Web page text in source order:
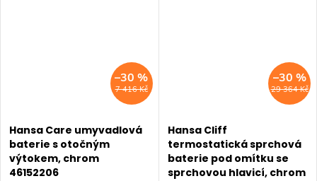
7 416 Kč
–30 %
Hansa Care umyvadlová
baterie s otočným
výtokem, chrom
46152206
29 364 Kč
–30 %
Hansa Cliff
termostatická sprchová
baterie pod omítku se
sprchovou hlavicí, chrom